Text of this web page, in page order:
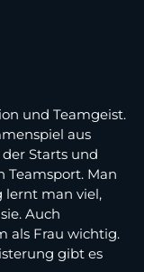
und Teamgeist.
aus
Starts und
Teamsport. Man
lernt man viel,
Auch
als Frau wichtig.
gibt es